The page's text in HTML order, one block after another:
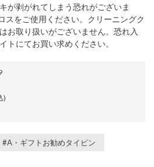
が剥がれてしまう恐れがございま
スをご使用ください。クリーニングク
お取り扱いがございません。恐れ入
トにてお買い求めください。
)
#A・ギフトお勧めタイピン